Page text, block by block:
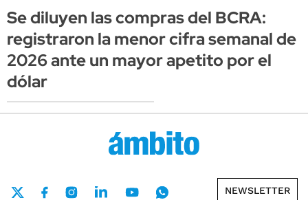
Se diluyen las compras del BCRA:
registraron la menor cifra semanal de
2026 ante un mayor apetito por el
dólar
NEWSLETTER